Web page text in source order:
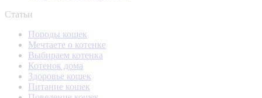
Статьи
Породы кошек
Мечтаете о котенке
Выбираем котенка
Котенок дома
Здоровье кошек
Питание кошек